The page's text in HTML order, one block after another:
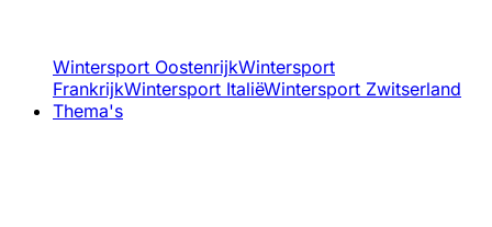
Wintersport OostenrijkWintersport
FrankrijkWintersport ItaliëWintersport Zwitserland
Thema's